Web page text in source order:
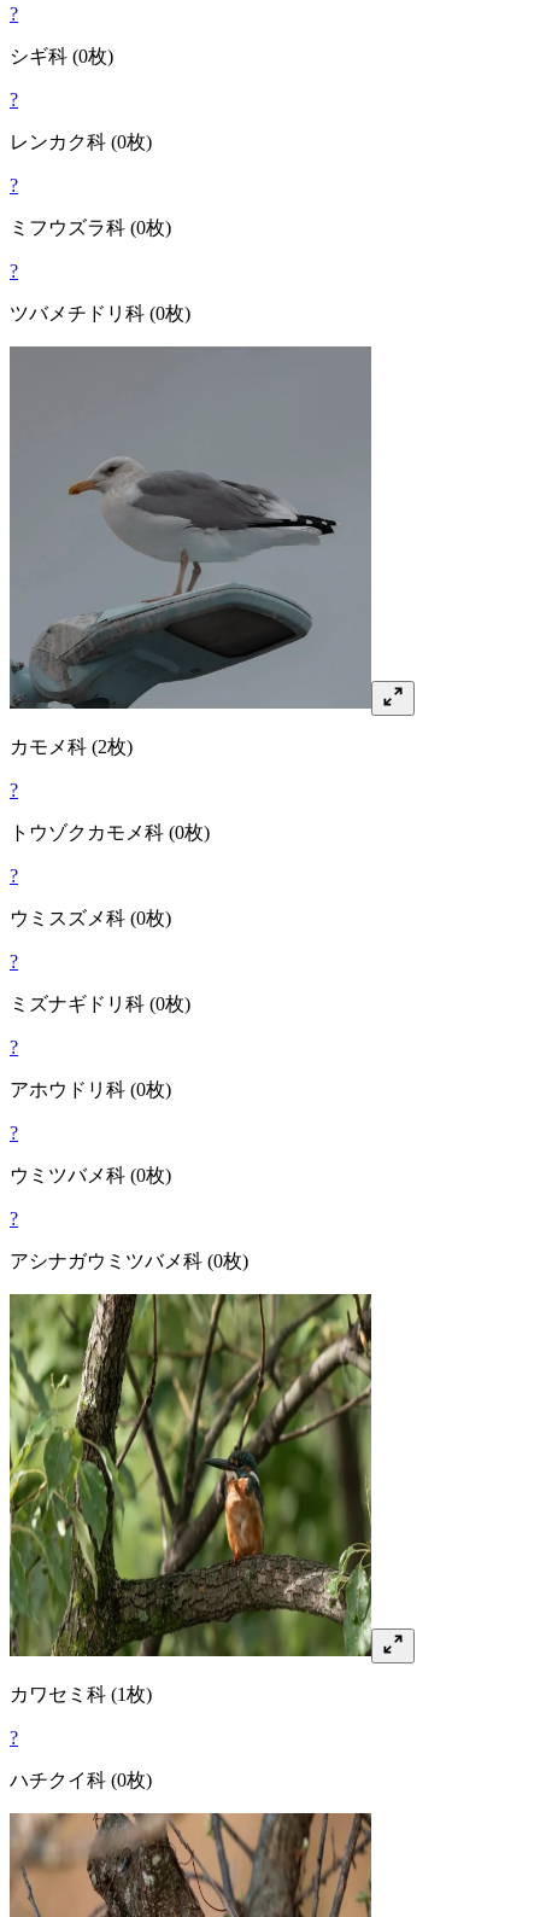
?
シギ科 (0枚)
?
レンカク科 (0枚)
?
ミフウズラ科 (0枚)
?
ツバメチドリ 科 (0枚)
カモメ科 (2枚)
?
トウゾクカモメ科 (0枚)
?
ウミスズメ科 (0枚)
?
ミズナギドリ 科 (0枚)
?
アホウドリ 科 (0枚)
?
ウミツバメ科 (0枚)
?
アシナガウミツバメ科 (0枚)
カワセミ 科 (1枚)
?
ハチクイ科 (0枚)